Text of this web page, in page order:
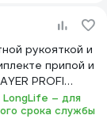
рукояткой и
припой и
PROFI
– для
срока службы